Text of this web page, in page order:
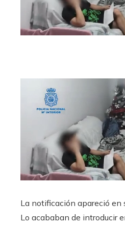
La notificación apareció en
Lo acababan de introducir